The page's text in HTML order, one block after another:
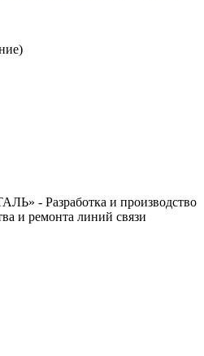
- Разработка и производство
и ремонта линий связи